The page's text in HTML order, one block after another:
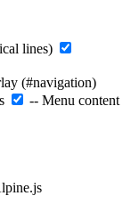
lines)
(#navigation)
-- Menu content